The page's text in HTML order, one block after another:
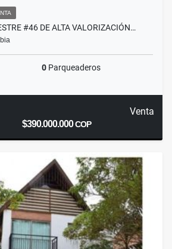
#46 DE ALTA VALORIZACIÓN…
0 Parqueaderos
Venta
$390.000.000COP